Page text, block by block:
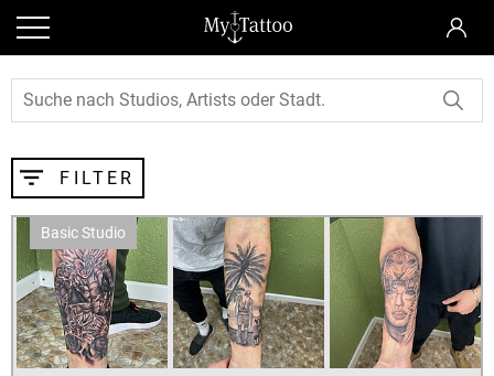
FILTER
Umkreissuche
Kompetenzen
Artists